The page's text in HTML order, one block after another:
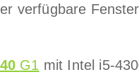
verfügbare
G1 mit Intel i5-